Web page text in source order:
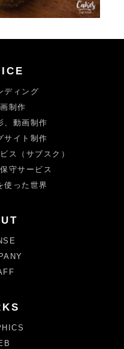
ディング
制作
、動画制作
サイト制作
ス（サブスク）
守サービス
使った世界